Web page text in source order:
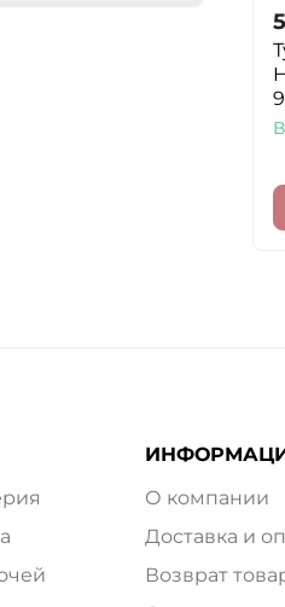
О компании
Доставка и
Возврат